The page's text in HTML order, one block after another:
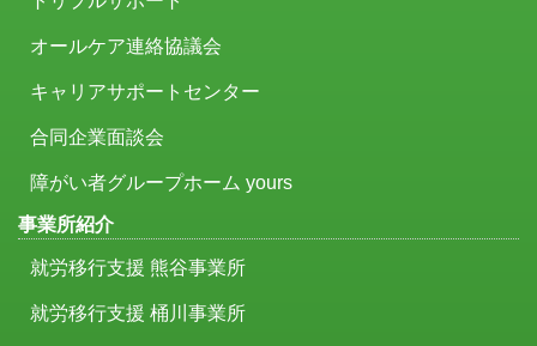
オールケア連絡協議会
キャリアサポートセンター
合同企業面談会
障がい者グループホーム yours
事業所紹介
就労移行支援 熊谷事業所
就労移行支援 桶川事業所